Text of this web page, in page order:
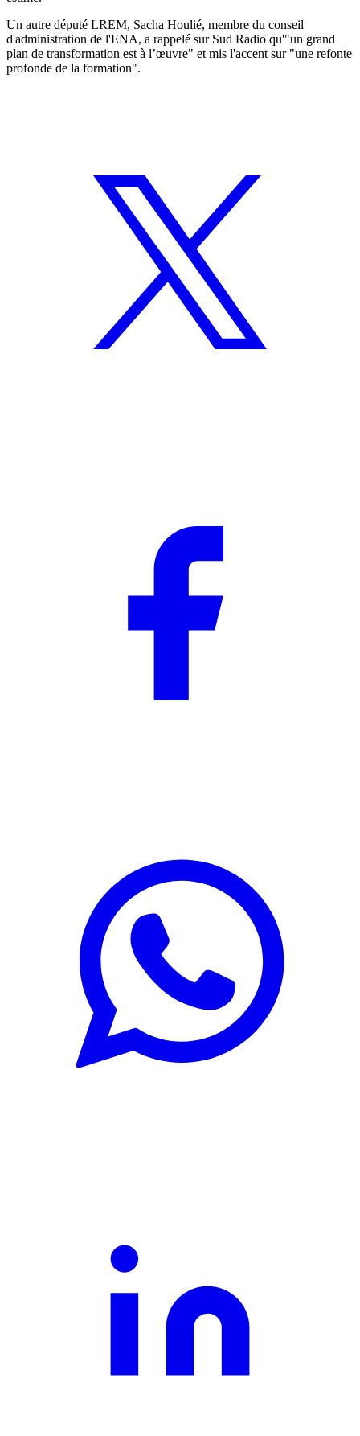
Un autre député LREM, Sacha Houlié, membre du conseil
d'administration de l'ENA, a rappelé sur Sud Radio qu'"un grand
plan de transformation est à l’œuvre" et mis l'accent sur "une refonte
profonde de la formation".